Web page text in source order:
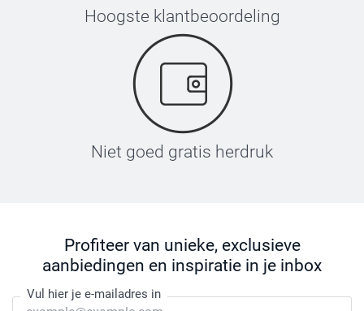
Hoogste klantbeoordeling
Niet goed gratis herdruk
Profiteer van unieke, exclusieve
aanbiedingen en inspiratie in je inbox
Vul hier je e-mailadres in